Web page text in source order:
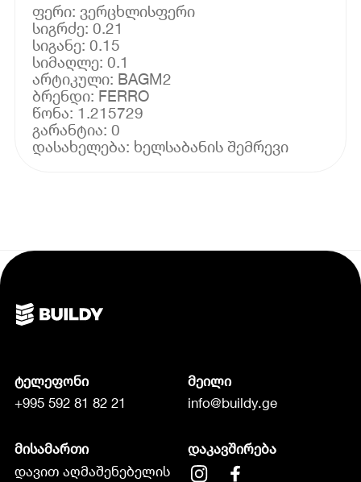
ფერი: ვერცხლისფერი
სიგრძე: 0.21
სიგანე: 0.15
სიმაღლე: 0.1
არტიკული: BAGM2
ბრენდი: FERRO
წონა: 1.215729
გარანტია: 0
ტელეფონი
+995 592 81 82 21
მეილი
info@buildy.ge
მისამართი
დავით აღმაშენებელის
დაკავშირება